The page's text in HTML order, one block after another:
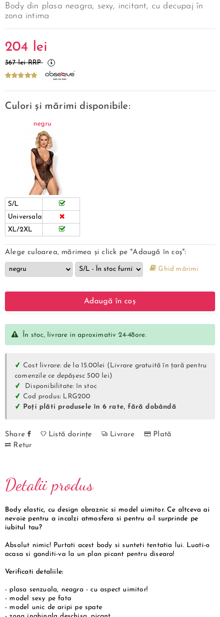
Body din plasa neagra, sexy, incitant, cu decupaj în
zona intima
204 lei
367 lei RRP
Culori și mărimi disponibile:
negru
S/L
Universala
XL/2XL
Alege culoarea, mărimea și click pe "Adaugă în coș":
Ghid mărimi
Adaugă în coș
În stoc, livrare in aproximativ 24-48ore.
Cost livrare: de la 15.00lei (Livrare gratuită în țară pentru
comenzile ce depășesc 500 lei)
Disponibilitate: în stoc
Cod produs: LRG200
Poți plăti produsele în 6 rate, fără dobândă
Share Listă dorințe Livrare
Plată
Retur
Detalii produs
Body elastic, cu design obraznic si model uimitor. Ce altceva ai
nevoie pentru a incalzi atmosfera si pentru a-l surprinde pe
iubitul tau?
Absolut nimic! Purtati acest body si sunteti tentatia lui. Luati-o
acasa si ganditi-va la un plan picant pentru diseara!
Verificati detaliile:
- plasa senzuala, neagra - cu aspect uimitor!
- model sexy pe fata
- model unic de aripi pe spate